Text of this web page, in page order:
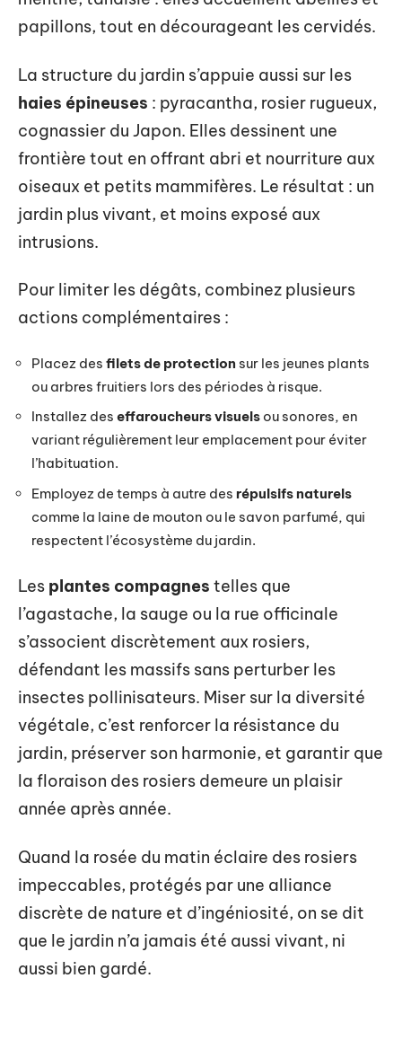
papillons, tout en décourageant les cervidés.
La structure du jardin s’appuie aussi sur les
haies épineuses : pyracantha, rosier rugueux,
cognassier du Japon. Elles dessinent une
frontière tout en offrant abri et nourriture aux
oiseaux et petits mammifères. Le résultat : un
jardin plus vivant, et moins exposé aux
intrusions.
Pour limiter les dégâts, combinez plusieurs
actions complémentaires :
Placez des filets de protection sur les jeunes plants
ou arbres fruitiers lors des périodes à risque.
Installez des effaroucheurs visuels ou sonores, en
variant régulièrement leur emplacement pour éviter
l’habituation.
Employez de temps à autre des répulsifs naturels
comme la laine de mouton ou le savon parfumé, qui
respectent l’écosystème du jardin.
Les plantes compagnes telles que
l’agastache, la sauge ou la rue officinale
s’associent discrètement aux rosiers,
défendant les massifs sans perturber les
insectes pollinisateurs. Miser sur la diversité
végétale, c’est renforcer la résistance du
jardin, préserver son harmonie, et garantir que
la floraison des rosiers demeure un plaisir
année après année.
Quand la rosée du matin éclaire des rosiers
impeccables, protégés par une alliance
discrète de nature et d’ingéniosité, on se dit
que le jardin n’a jamais été aussi vivant, ni
aussi bien gardé.